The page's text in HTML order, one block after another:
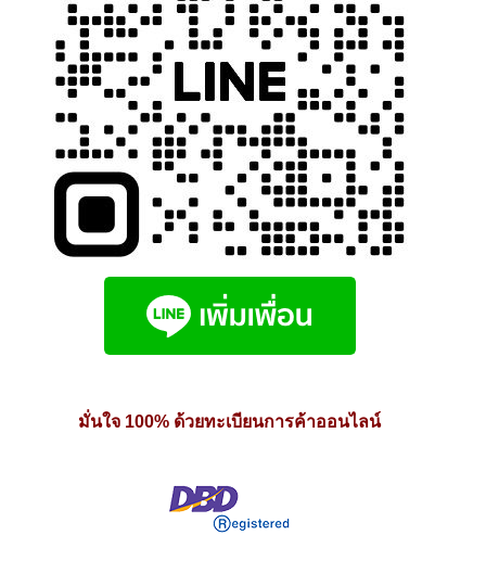
page
มั่นใจ 100% ด้วยทะเบียนการค้าออนไลน์